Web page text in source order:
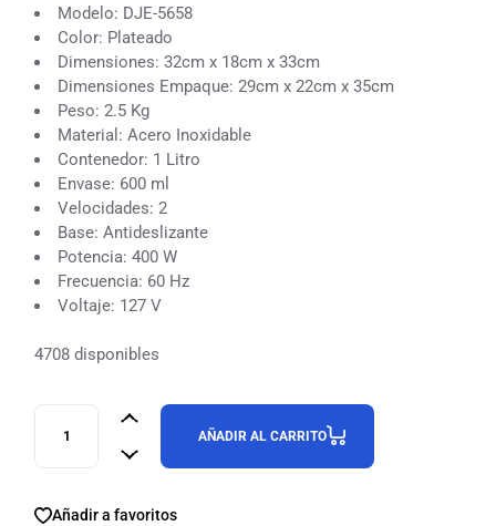
Modelo: DJE-5658
Color: Plateado
Dimensiones: 32cm x 18cm x 33cm
Dimensiones Empaque: 29cm x 22cm x 35cm
Peso: 2.5 Kg
Material: Acero Inoxidable
Contenedor: 1 Litro
Envase: 600 ml
Velocidades: 2
Base: Antideslizante
Potencia: 400 W
Frecuencia: 60 Hz
Voltaje: 127 V
4708 disponibles
AÑADIR AL CARRITO
Añadir a favoritos